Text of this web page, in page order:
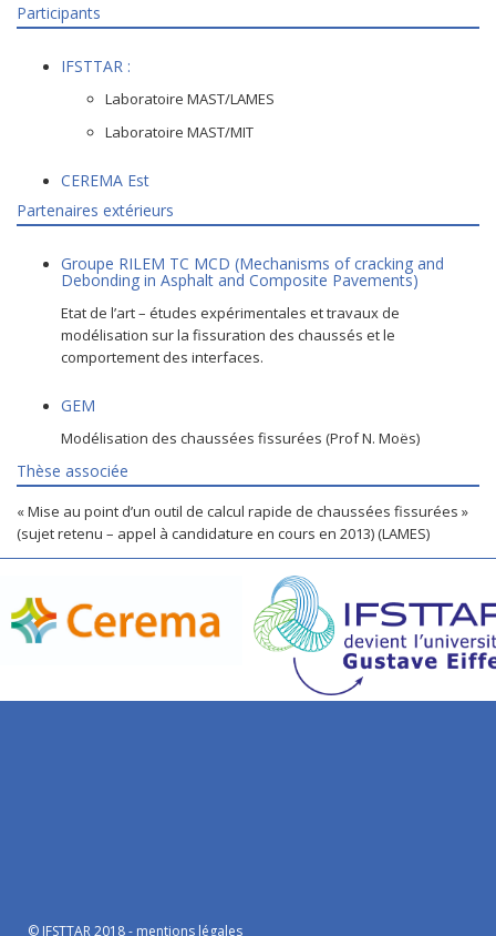
Participants
IFSTTAR :
Laboratoire MAST/LAMES
Laboratoire MAST/MIT
CEREMA Est
Partenaires extérieurs
Groupe RILEM TC MCD (Mechanisms of cracking and
Debonding in Asphalt and Composite Pavements)
Etat de l’art – études expérimentales et travaux de
modélisation sur la fissuration des chaussés et le
comportement des interfaces.
GEM
Modélisation des chaussées fissurées (Prof N. Moës)
Thèse associée
« Mise au point d’un outil de calcul rapide de chaussées fissurées »
(sujet retenu – appel à candidature en cours en 2013) (LAMES)
© IFSTTAR 2018 - mentions légales